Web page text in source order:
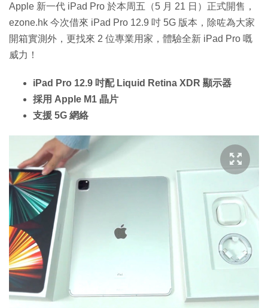
Apple 新一代 iPad Pro 於本周五（5 月 21 日）正式開售，
ezone.hk 今次借來 iPad Pro 12.9 吋 5G 版本，除咗為大家
開箱實測外，更找來 2 位專業用家，體驗全新 iPad Pro 嘅
威力！
iPad Pro 12.9 吋配 Liquid Retina XDR 顯示器
採用 Apple M1 晶片
支援 5G 網絡